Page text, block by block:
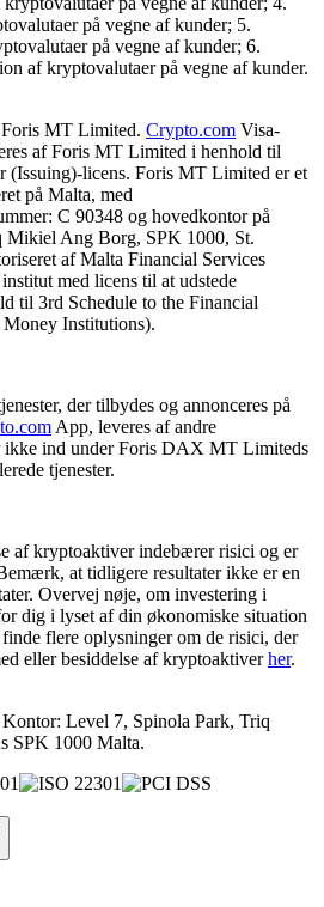
på vegne af kunder; 5.
på vegne af kunder; 6.
af kryptovalutaer på vegne af kunder.
MT Limited. Crypto.com Visa-
af Foris MT Limited i henhold til
(Issuing)-licens. Foris MT Limited er et
på Malta, med
C 90348 og hovedkontor på
Mikiel Ang Borg, SPK 1000, St.
af Malta Financial Services
med licens til at udstede
til 3rd Schedule to the Financial
Institutions).
der tilbydes og annonceres på
App, leveres af andre
ikke ind under Foris DAX MT Limiteds
tjenester.
af kryptoaktiver indebærer risici og er
at tidligere resultater ikke er en
Overvej nøje, om investering i
dig i lyset af din økonomiske situation
flere oplysninger om de risici, der
eller besiddelse af kryptoaktiverher.
Kontor: Level 7, Spinola Park, Triq
SPK 1000 Malta.